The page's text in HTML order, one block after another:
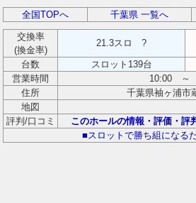
全国TOPへ 千葉県 一覧へ
交換率
(換金率)
21.3スロ ?
台数
スロット139台
営業時間
10:00 ～
住所
千葉県袖ヶ浦市
地図
評判/口コミ
このホールの情報・評価・評
■スロットで勝ち組になる